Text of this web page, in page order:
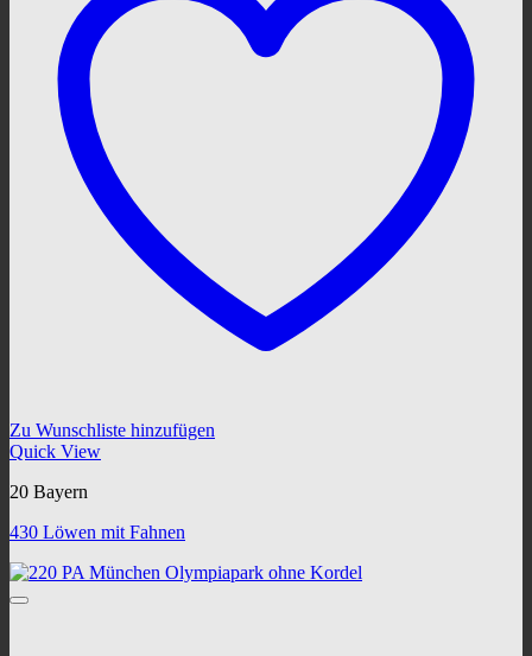
Zu Wunschliste hinzufügen
Quick View
20 Bayern
430 Löwen mit Fahnen